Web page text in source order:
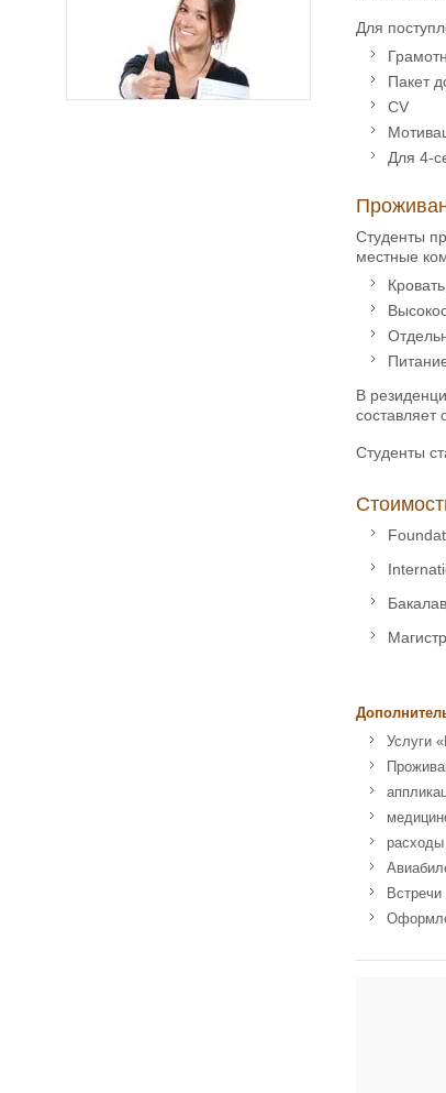
Для
Пакет
CV
Для 4-
Студенты
местные
В
составляет
Студенты
Услуги